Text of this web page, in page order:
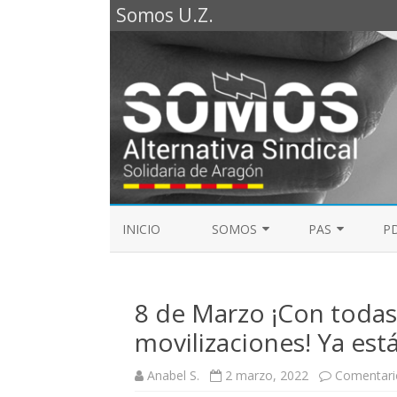
Somos U.Z.
INICIO SOMOS
REPRESENTANTES SOMOS PDI
PAS
MESA DE PAS
8 de Marzo ¡Con
movilizaciones! Ya
Anabel S. 2 marzo, 2022